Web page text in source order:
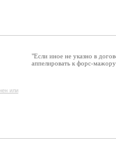
или
"Если иное не указно в
аппелировать к форс-